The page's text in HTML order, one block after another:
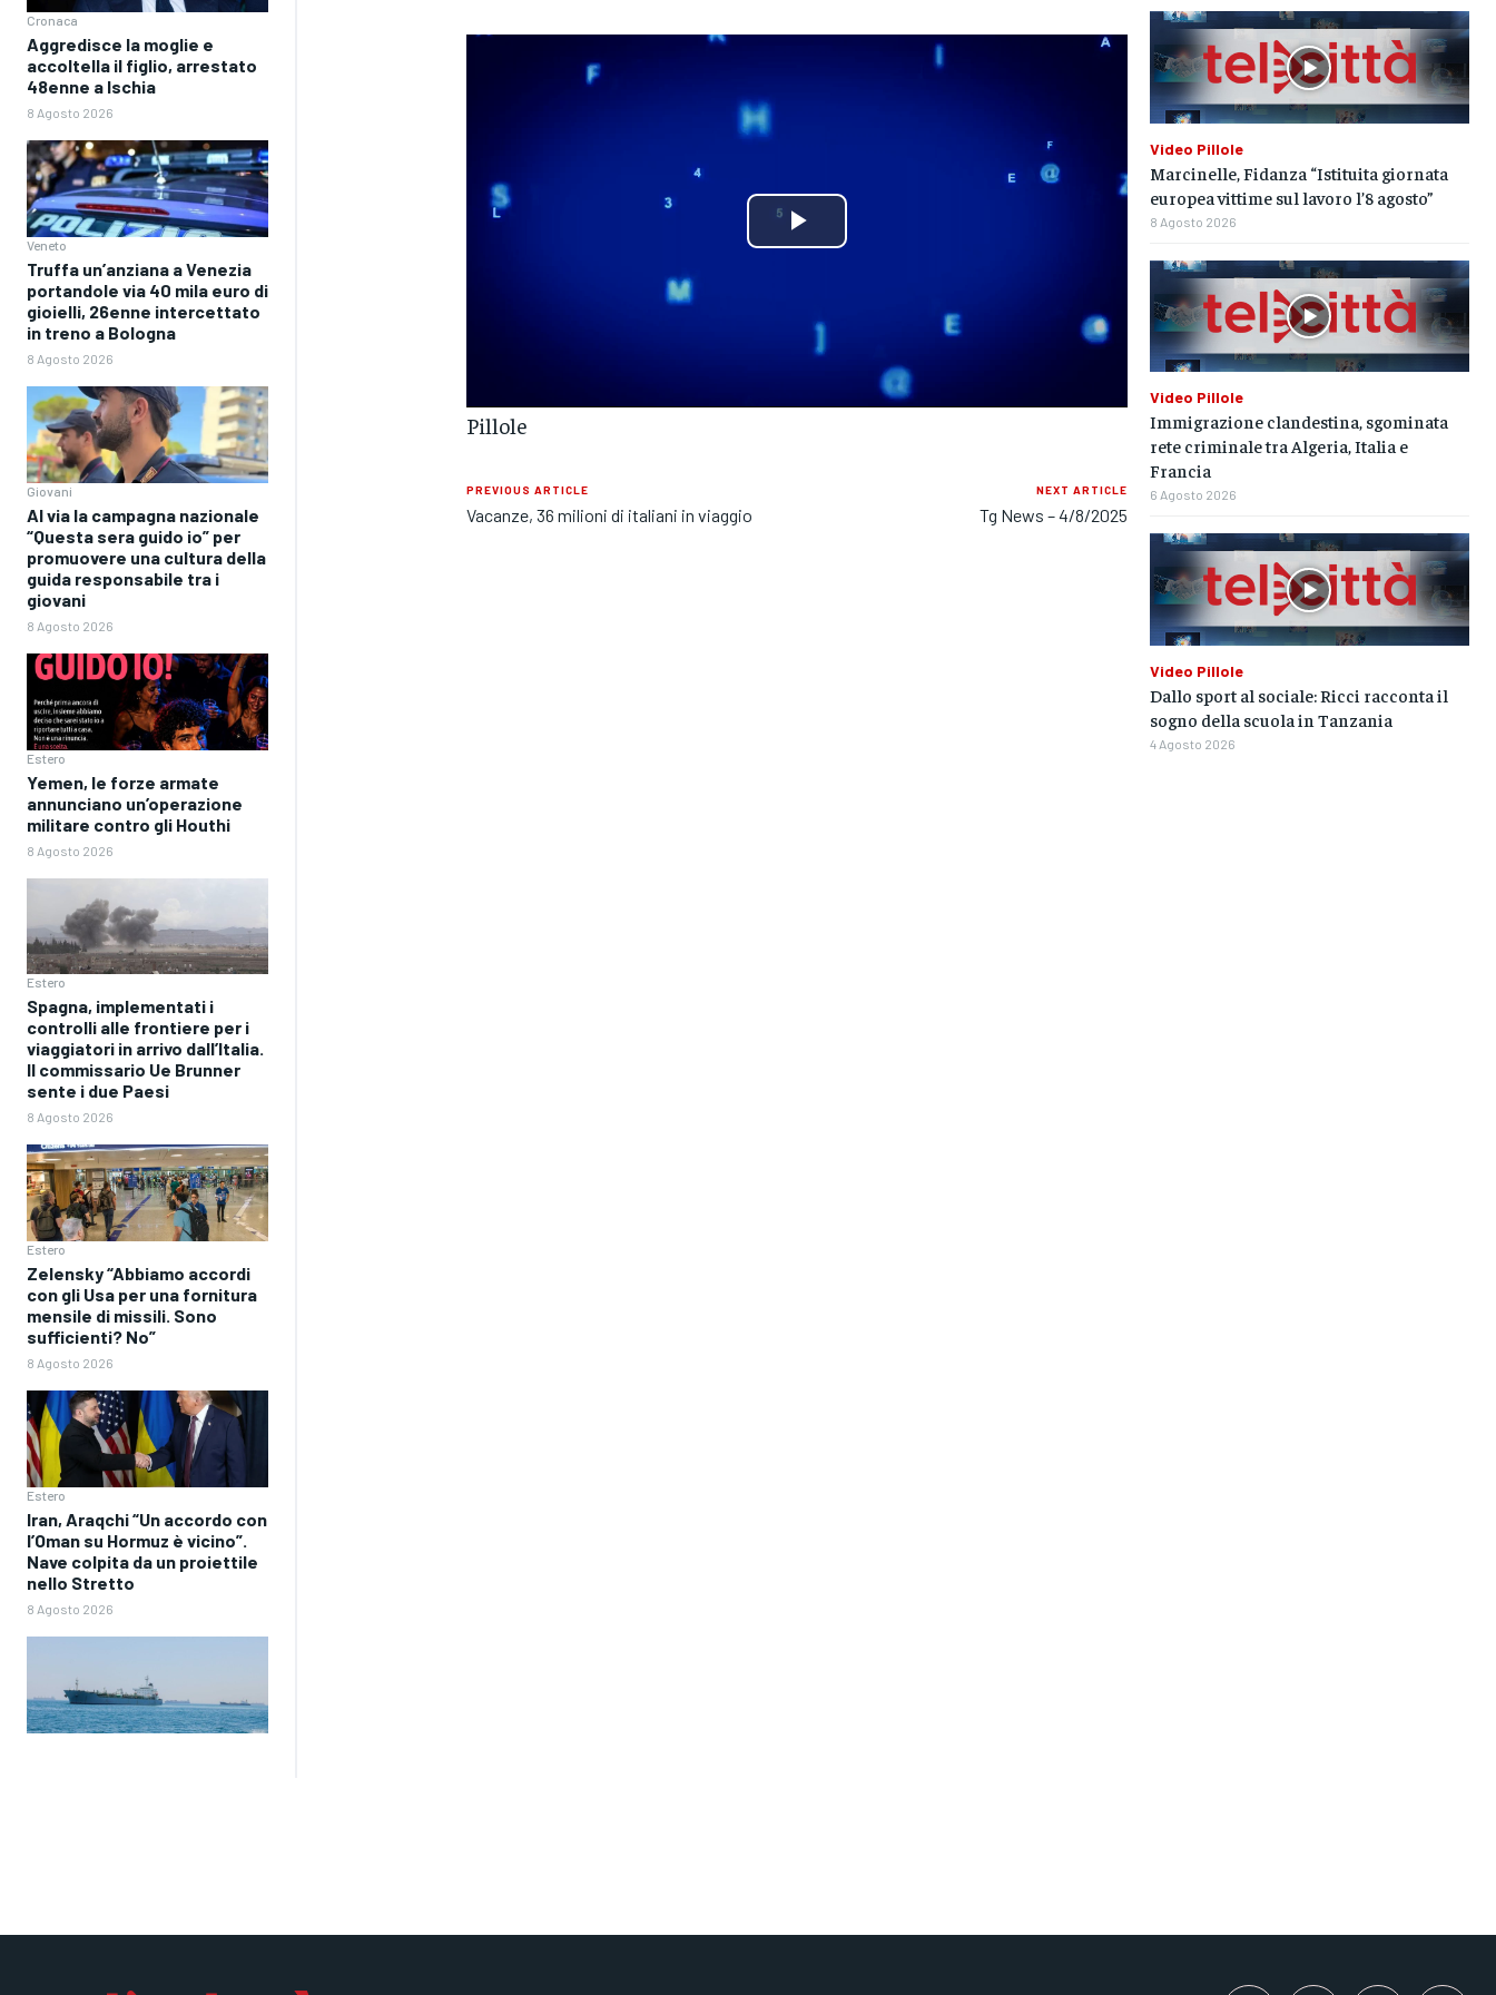
SPORT
GRUPPO
SPORT
GRUPPO
SPORT
GRUPPO
Cronaca
Aggredisce la moglie e
accoltella il figlio, arrestato
48enne a Ischia
8 Agosto 2026
Veneto
Truffa un’anziana a Venezia
portandole via 40 mila euro di
gioielli, 26enne intercettato
in treno a Bologna
8 Agosto 2026
Giovani
Al via la campagna nazionale
“Questa sera guido io” per
promuovere una cultura della
guida responsabile tra i
giovani
8 Agosto 2026
Estero
Yemen, le forze armate
annunciano un’operazione
militare contro gli Houthi
8 Agosto 2026
Estero
Spagna, implementati i
controlli alle frontiere per i
viaggiatori in arrivo dall’Italia.
Il commissario Ue Brunner
sente i due Paesi
8 Agosto 2026
Estero
Zelensky “Abbiamo accordi
con gli Usa per una fornitura
mensile di missili. Sono
sufficienti? No”
8 Agosto 2026
Estero
Iran, Araqchi “Un accordo con
l’Oman su Hormuz è vicino”.
Nave colpita da un proiettile
nello Stretto
8 Agosto 2026
Play
Pillole
PREVIOUS ARTICLE
Vacanze, 36 milioni di italiani in viaggio
NEXT ARTICLE
Tg News – 4/8/2025
Video Pillole
Marcinelle, Fidanza “Istituita giornata
europea vittime sul lavoro l’8 agosto”
8 Agosto 2026
Video Pillole
Immigrazione clandestina, sgominata
rete criminale tra Algeria, Italia e
Francia
6 Agosto 2026
Video Pillole
Dallo sport al sociale: Ricci racconta il
sogno della scuola in Tanzania
4 Agosto 2026